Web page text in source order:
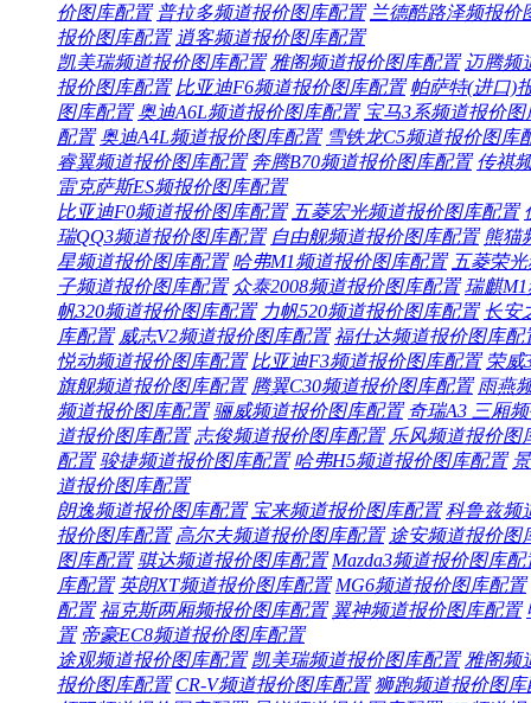
价图库配置 普拉多频道报价图库配置 兰德酷路泽频报价
报价图库配置 逍客频道报价图库配置
凯美瑞频道报价图库配置 雅阁频道报价图库配置 迈腾频
报价图库配置 比亚迪F6频道报价图库配置 帕萨特(进口)
图库配置 奥迪A6L频道报价图库配置 宝马3系频道报价图
配置 奥迪A4L频道报价图库配置 雪铁龙C5频道报价图库
睿翼频道报价图库配置 奔腾B70频道报价图库配置 传祺
雷克萨斯ES频报价图库配置
比亚迪F0频道报价图库配置 五菱宏光频道报价图库配置
瑞QQ3频道报价图库配置 自由舰频道报价图库配置 熊猫
星频道报价图库配置 哈弗M1频道报价图库配置 五菱荣
子频道报价图库配置 众泰2008频道报价图库配置 瑞麒
帆320频道报价图库配置 力帆520频道报价图库配置 长安
库配置 威志V2频道报价图库配置 福仕达频道报价图库配
悦动频道报价图库配置 比亚迪F3频道报价图库配置 荣威
旗舰频道报价图库配置 腾翼C30频道报价图库配置 雨燕
频道报价图库配置 骊威频道报价图库配置 奇瑞A3 三厢频
道报价图库配置 志俊频道报价图库配置 乐风频道报价图
配置 骏捷频道报价图库配置 哈弗H5频道报价图库配置
道报价图库配置
朗逸频道报价图库配置 宝来频道报价图库配置 科鲁兹频
报价图库配置 高尔夫频道报价图库配置 途安频道报价图
图库配置 骐达频道报价图库配置 Mazda3频道报价图库配
库配置 英朗XT频道报价图库配置 MG6频道报价图库配置
配置 福克斯两厢频报价图库配置 翼神频道报价图库配置
置 帝豪EC8频道报价图库配置
途观频道报价图库配置 凯美瑞频道报价图库配置 雅阁频
报价图库配置 CR-V频道报价图库配置 狮跑频道报价图库